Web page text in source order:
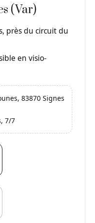
(Var)
près du circuit du
en visio-
83870 Signes
7/7